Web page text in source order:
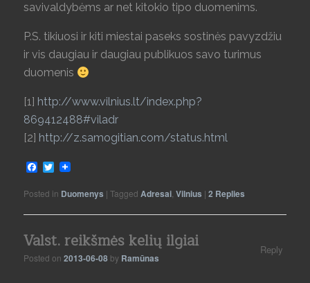
savivaldybėms ar net kitokio tipo duomenims.
P.S. tikiuosi ir kiti miestai paseks sostinės pavyzdžiu
ir vis daugiau ir daugiau publikuos savo turimus
duomenis
[1] http://www.vilnius.lt/index.php?
869412488#viladr
[2] http://z.samogitian.com/status.html
Facebook
Twitter
Posted in Duomenys |Tagged Adresai ,Vilnius |2 Replies
Valst. reikšmės kelių ilgiai
Posted on2013-06-08 by Ramūnas
Reply